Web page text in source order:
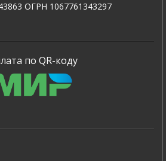
ОГРН 1067761343297
по QR-коду